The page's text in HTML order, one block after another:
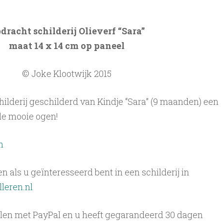
schilderij Olieverf “Sara”
maat 14 x 14 cm op paneel
© Joke Klootwijk 2015
geschilderd van Kindje “Sara” (9 maanden) een
mooie ogen!
als u geïnteresseerd bent in een schilderij in
met PayPal en u heeft gegarandeerd 30 dagen